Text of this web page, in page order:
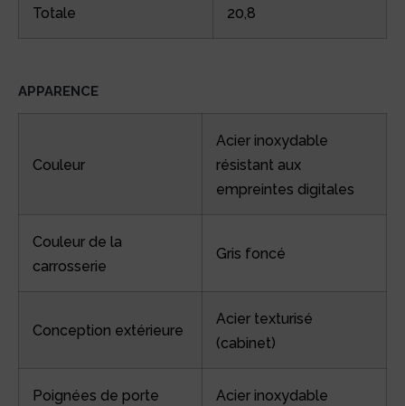
Totale 20,8
APPARENCE
Couleur
Acier inoxydable
résistant aux
empreintes digitales
Couleur de la
carrosserie
Gris foncé
Conception extérieure
Acier texturisé
(cabinet)
Poignées de porte Acier inoxydable